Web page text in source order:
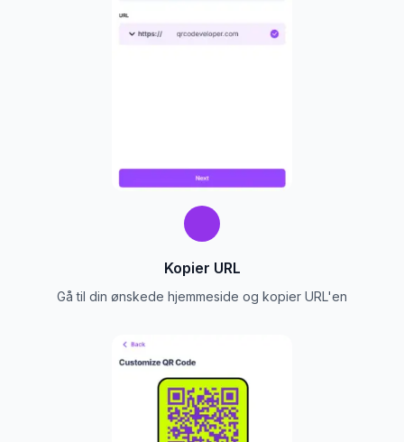
Kopier URL
Gå til din ønskede hjemmeside og kopier URL'en